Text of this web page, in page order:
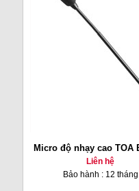
Micro độ nhạy cao TOA
Liên hệ
Bảo hành : 12 tháng